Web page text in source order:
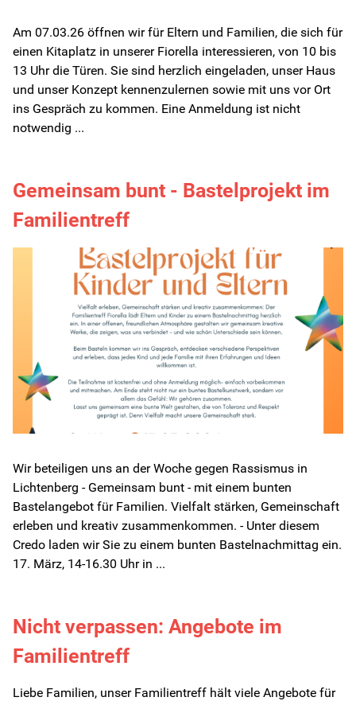
Kita-Sozialarbeit
Kontakt
Für Familien
Freiwilligendienste
Berufliche Orientierung
Lerntherapie
Karriere
Kontakt
Netzwerk
Am 07.03.26 öffnen wir für Eltern und Familien, die sich für
einen Kitaplatz in unserer Fiorella interessieren, von 10 bis
13 Uhr die Türen. Sie sind herzlich eingeladen, unser Haus
und unser Konzept kennenzulernen sowie mit uns vor Ort
ins Gespräch zu kommen. Eine Anmeldung ist nicht
notwendig ...
Gemeinsam bunt - Bastelprojekt im
Familientreff
Wir beteiligen uns an der Woche gegen Rassismus in
Lichtenberg - Gemeinsam bunt - mit einem bunten
Bastelangebot für Familien. Vielfalt stärken, Gemeinschaft
erleben und kreativ zusammenkommen. - Unter diesem
Credo laden wir Sie zu einem bunten Bastelnachmittag ein.
17. März, 14-16.30 Uhr in ...
Nicht verpassen: Angebote im
Familientreff
Liebe Familien, unser Familientreff hält viele Angebote für